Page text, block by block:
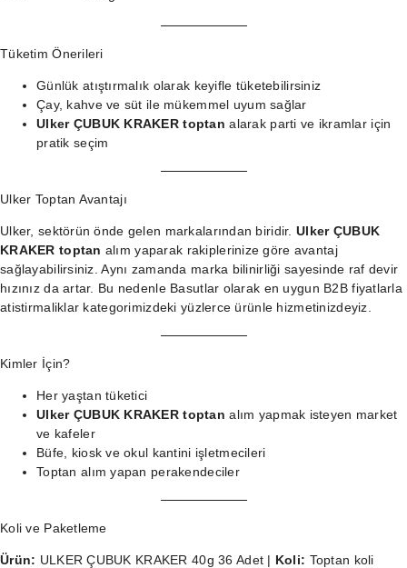
Tüketim Önerileri
Günlük atıştırmalık olarak keyifle tüketebilirsiniz
Çay, kahve ve süt ile mükemmel uyum sağlar
Ulker ÇUBUK KRAKER toptan alarak parti ve ikramlar için
pratik seçim
Ulker Toptan Avantajı
Ulker, sektörün önde gelen markalarından biridir. Ulker ÇUBUK
KRAKER toptan alım yaparak rakiplerinize göre avantaj
sağlayabilirsiniz. Aynı zamanda marka bilinirliği sayesinde raf devir
hızınız da artar. Bu nedenle Basutlar olarak en uygun B2B fiyatlarla
atistirmaliklar kategorimizdeki yüzlerce ürünle hizmetinizdeyiz.
Kimler İçin?
Her yaştan tüketici
Ulker ÇUBUK KRAKER toptan alım yapmak isteyen market
ve kafeler
Büfe, kiosk ve okul kantini işletmecileri
Toptan alım yapan perakendeciler
Koli ve Paketleme
Ürün: ULKER ÇUBUK KRAKER 40g 36 Adet | Koli: Toptan koli